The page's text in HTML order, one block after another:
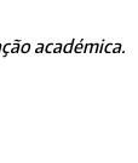
académica.